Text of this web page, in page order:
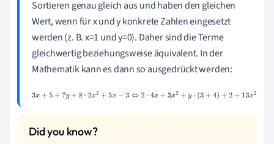
Sortieren genau gleich aus und haben den gleichen
Wert, wenn für x und y konkrete Zahlen eingesetzt
werden (z. B. x=1 und y=0). Daher sind die Terme
gleichwertig beziehungsweise äquivalent. In der
Mathematik kann es dann so ausgedrückt werden:
3x+5+7y+8⋅2x2+5x−3⇔2⋅4x+3x2+y⋅(3+4)+2+13x2